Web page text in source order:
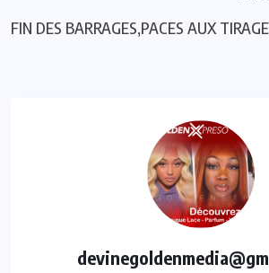
FIN DES BARRAGES,PACES AUX